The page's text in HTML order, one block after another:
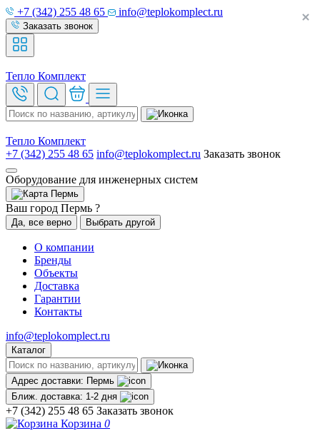
+7 (342) 255 48 65 info@teplokomplect.ru
Заказать звонок
Тепло Комплект
Тепло Комплект
+7 (342) 255 48 65 info@teplokomplect.ru Заказать звонок
Оборудование для инженерных систем
Пермь
Ваш город Пермь ?
Да, все верно Выбрать другой
О компании
Бренды
Объекты
Доставка
Гарантии
Контакты
info@teplokomplect.ru
Каталог
Адрес доставки: Пермь
Ближ. доставка: 1-2 дня
+7 (342) 255 48 65 Заказать звонок
Корзина 0